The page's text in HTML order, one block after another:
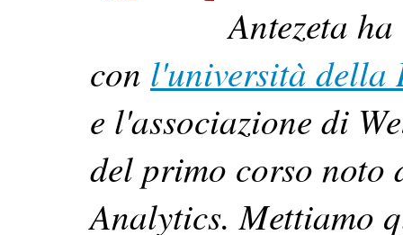
Antezeta
con l'università della
e l'associazione di
del primo corso
Analytics. Mettiamo